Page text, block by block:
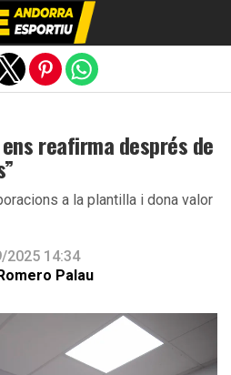
reafirma després de
a la plantilla i dona valor
2025 14:34
Palau
version